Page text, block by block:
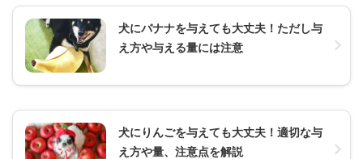
犬にバナナを与えても大丈夫！ただし与
え方や与える量には注意
犬にりんごを与えても大丈夫！適切な与
え方や量、注意点を解説